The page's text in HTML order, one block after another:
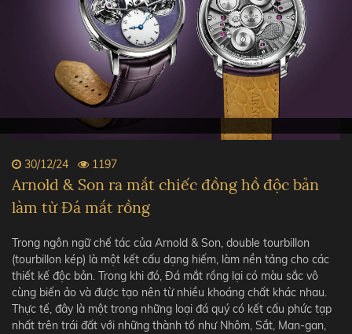
30/12/24 1197
Arnold & Son ra mắt chiếc đồng hồ độc bản
làm từ Đá mắt rồng
Trong ngôn ngữ chế tác của Arnold & Son, double tourbillon
(tourbillon kép) là một kết cấu dạng hiếm, làm nền tảng cho các
thiết kế độc bản. Trong khi đó, Đá mắt rồng lại có màu sắc vô
cùng biến ảo và được tạo nên từ nhiều khoáng chất khác nhau.
Thực tế, đây là một trong những loại đá quý có kết cấu phức tạp
nhất trên trái đất với những thành tố như Nhôm, Sắt, Man-gan,